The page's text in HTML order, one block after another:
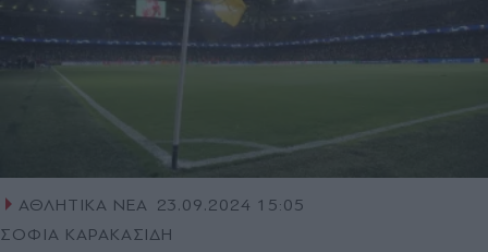
ΑΘΛΗΤΙΚΑ ΝΕΑ
23.09.2024 15:05
ΣΟΦΙΑ ΚΑΡΑΚΑΣΙΔΗ